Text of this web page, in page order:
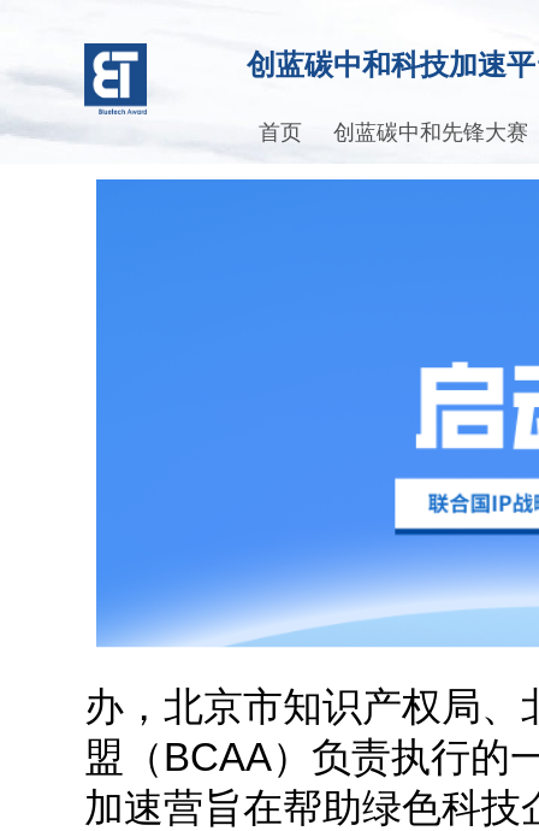
创蓝碳中和科技加速
首页 创蓝碳中和先锋大赛
办，北京市知识产权局
盟（BCAA）负责执行的
加速营旨在帮助绿色科